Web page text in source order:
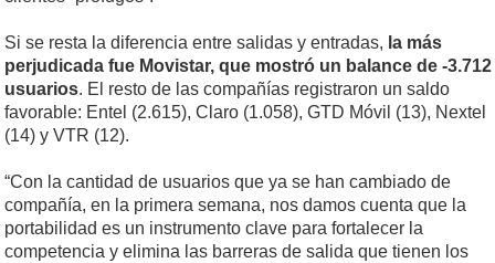
Si se resta la diferencia entre salidas y entradas, la más
perjudicada fue Movistar, que mostró un balance de -3.712
usuarios. El resto de las compañías registraron un saldo
favorable: Entel (2.615), Claro (1.058), GTD Móvil (13), Nextel
(14) y VTR (12).
“Con la cantidad de usuarios que ya se han cambiado de
compañía, en la primera semana, nos damos cuenta que la
portabilidad es un instrumento clave para fortalecer la
competencia y elimina las barreras de salida que tienen los